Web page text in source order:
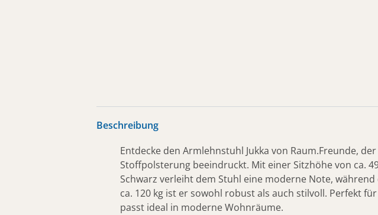
Beschreibung
Entdecke den Armlehnstuhl Jukka von Raum.Freunde,
Stoffpolsterung beeindruckt. Mit einer Sitzhöhe von ca.
Schwarz verleiht dem Stuhl eine moderne Note,
ca. 120 kg ist er sowohl robust als auch stilvoll. Perfekt
passt ideal in moderne Wohnräume.